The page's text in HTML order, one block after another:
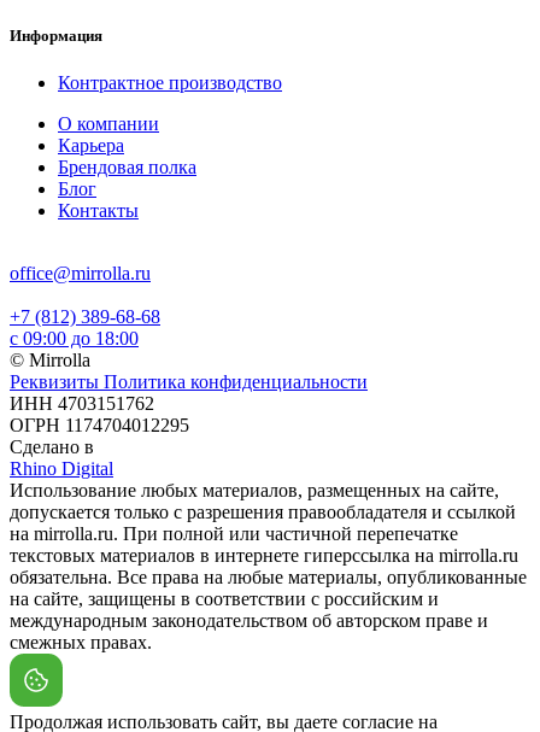
Информация
Контрактное производство
О компании
Карьера
Брендовая полка
Блог
Контакты
office@mirrolla.ru
+7 (812) 389-68-68
с 09:00 до 18:00
© Mirrolla
Реквизиты Политика конфиденциальности
ИНН 4703151762
ОГРН 1174704012295
Сделано в
Rhino Digital
Использование любых материалов, размещенных на сайте,
допускается только с разрешения правообладателя и ссылкой
на mirrolla.ru. При полной или частичной перепечатке
текстовых материалов в интернете гиперссылка на mirrolla.ru
обязательна. Все права на любые материалы, опубликованные
на сайте, защищены в соответствии с российским и
международным законодательством об авторском праве и
смежных правах.
Продолжая использовать сайт, вы даете согласие на